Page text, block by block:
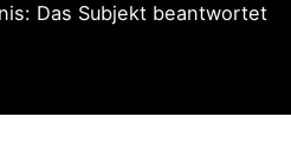
Das Subjekt beantwortet